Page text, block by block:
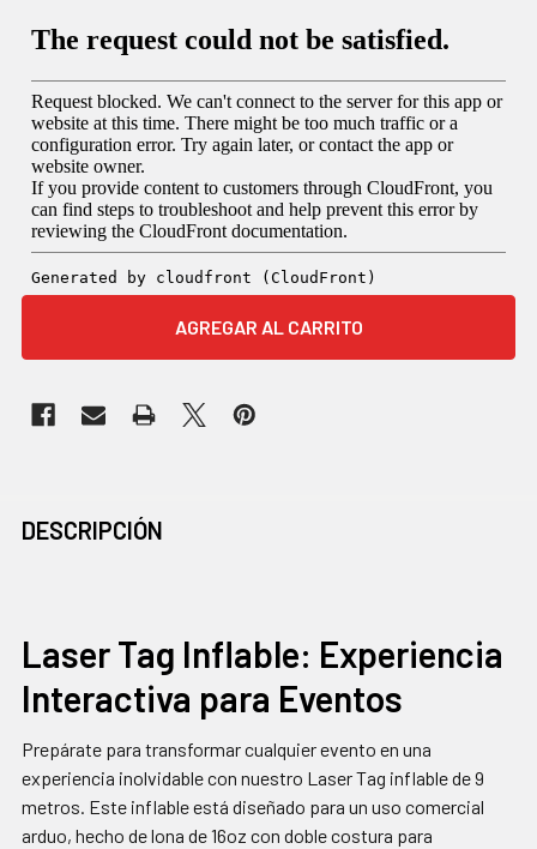
JUNTOS
SELECCIONAR
TODO
AGREGAR
SELECCIONADOS
AL CARRITO
DESCRIPCIÓN
Laser Tag Inflable: Experiencia
Interactiva para Eventos
Prepárate para transformar cualquier evento en una
experiencia inolvidable con nuestro Laser Tag inflable de 9
metros. Este inflable está diseñado para un uso comercial
arduo, hecho de lona de 16oz con doble costura para